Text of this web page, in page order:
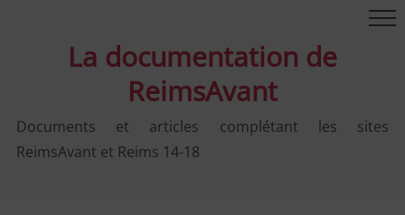
La documentation de
ReimsAvant
Documents et articles complétant les sites
ReimsAvant et Reims 14-18